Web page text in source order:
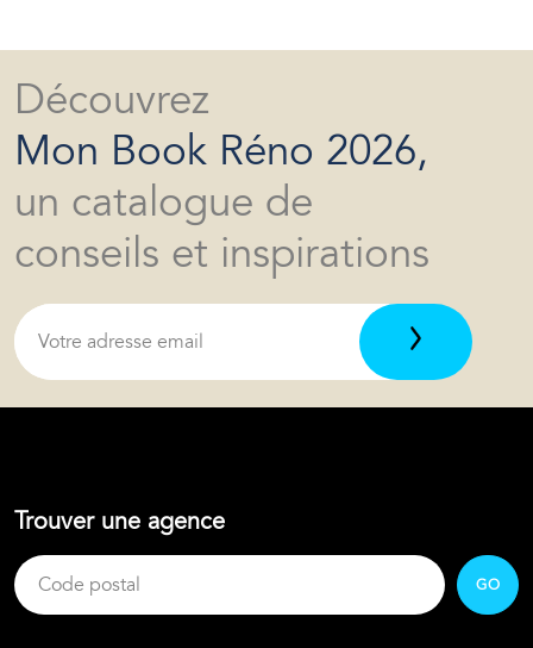
Découvrez
Mon Book Réno 2026,
un catalogue de
conseils et inspirations
Trouver une agence
GO